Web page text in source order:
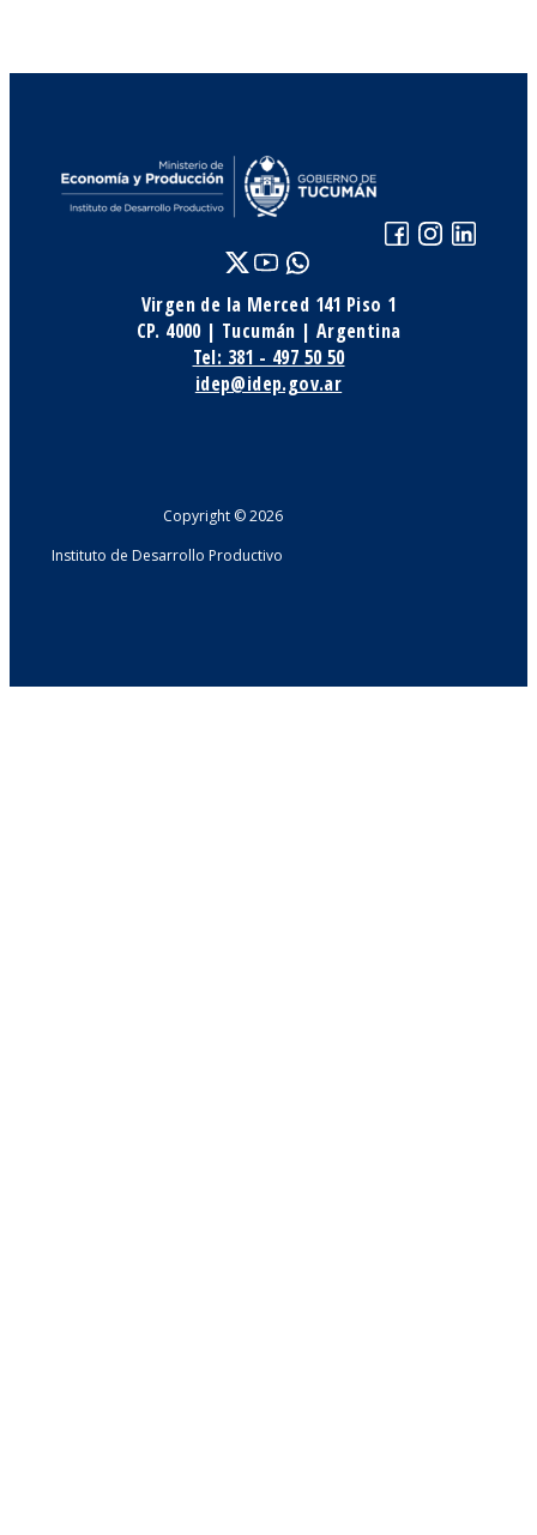
Virgen de la Merced 141 Piso 1
CP. 4000 | Tucumán | Argentina
Tel: 381 - 497 50 50
idep@idep.gov.ar
Copyright © 2026
Instituto de Desarrollo Productivo